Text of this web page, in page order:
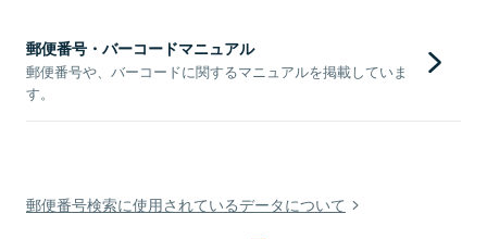
郵便番号・バーコードマニュアル
郵便番号や、バーコードに関するマニュアルを掲載していま
す。
郵便番号検索に使用されているデータについて